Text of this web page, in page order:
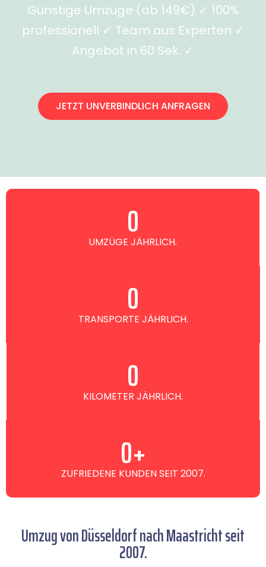
Günstige Umzüge (ab 149€) ✓ 100%
professionell ✓ Team aus Experten ✓
Angebot in 60 Sek. ✓
JETZT UNVERBINDLICH ANFRAGEN
UMZÜGE JÄHRLICH.
0
TRANSPORTE JÄHRLICH.
0
KILOMETER JÄHRLICH.
0
ZUFRIEDENE KUNDEN SEIT 2007.
0+
Umzug von Düsseldorf nach Maastricht seit
2007.